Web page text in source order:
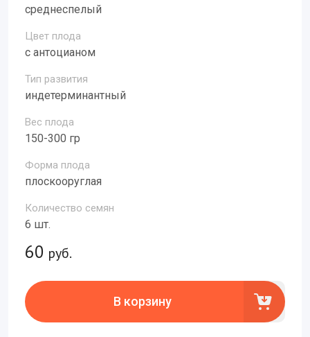
среднеспелый
Цвет плода
с антоцианом
Тип развития
индетерминантный
Вес плода
150-300 гр
Форма плода
плоскооруглая
Количество семян
6 шт.
60 руб.
В корзину